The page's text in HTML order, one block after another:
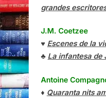
grandes
J.M. Coetzee
♥ Escenes de la
♣ La infantesa de
Antoine
♦ Quaranta nits